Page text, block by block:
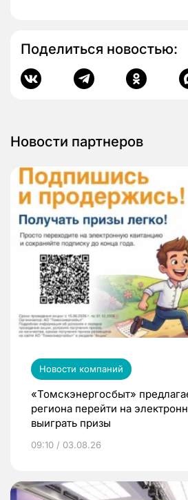
Поделиться новостью:
Новости партнеров
Новости компаний
«Томскэнергосбыт»
региона перейти на
выиграть призы
09:10 / 03.08.26